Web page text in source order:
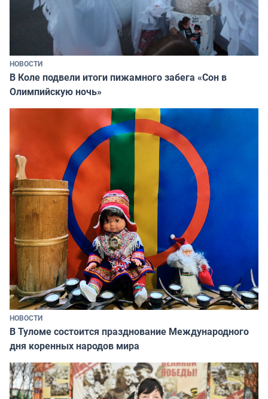
НОВОСТИ
В Коле подвели итоги пижамного забега «Сон в
Олимпийскую ночь»
НОВОСТИ
В Туломе состоится празднование Международного
дня коренных народов мира